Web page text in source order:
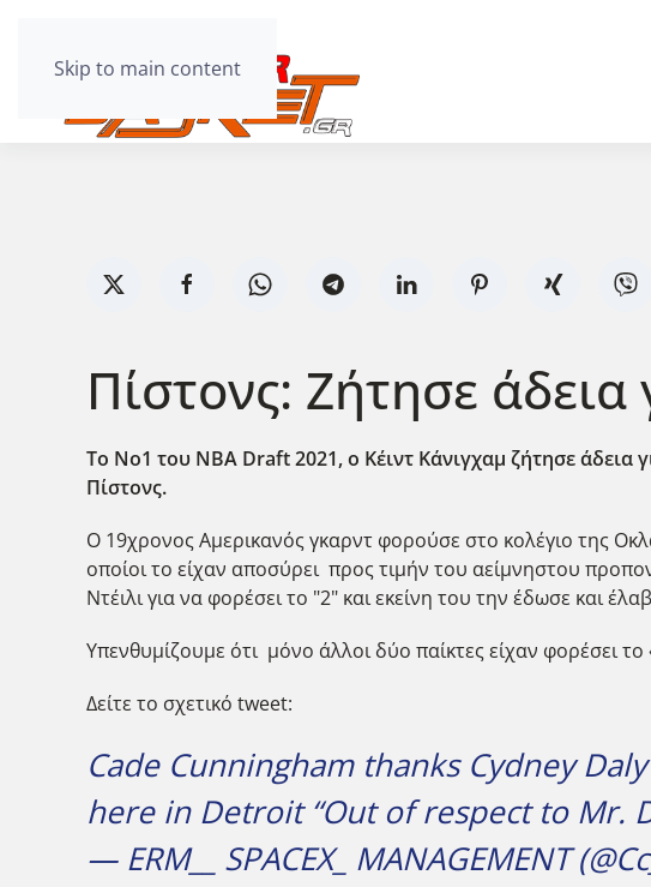
Skip to main content
Πίστονς: Ζήτησε
Το Νο1 του NBA Draft 2021, ο Κέιντ Κάνιγχαμ ζήτησε
Πίστονς.
O 19χρονος Αμερικανός γκαρντ φορούσε στο κολέγιο της
οποίοι το είχαν αποσύρει προς τιμήν του αείμνηστου
Ντέιλι για να φορέσει το "2" και εκείνη του την έδωσε και
Υπενθυμίζουμε ότι μόνο άλλοι δύο παίκτες είχαν φορέσει
Δείτε το σχετικό tweet:
Cade Cunningham thanks Cydney
here in Detroit “Out of respect to Mr.
— ERM__ SPACEX_ MANAGEMENT